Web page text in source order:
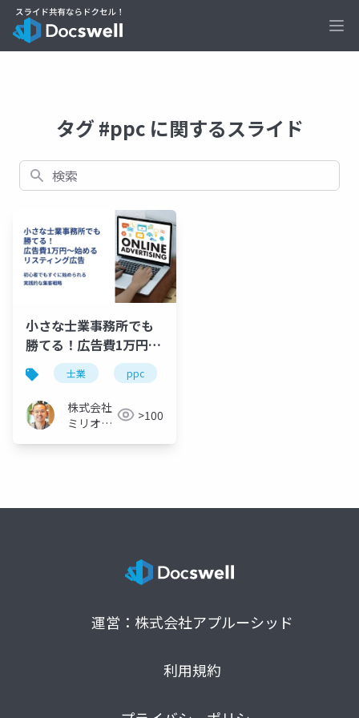
タグ #ppc に関するスライド
検索
小さな士業事務所でも
勝てる！広告費1万円か
ら始めるリスティング
広告：初心者講座
士業 ppc
株式会社
ミリオン
>100
運営：株式会社アプルーシッド
利用規約